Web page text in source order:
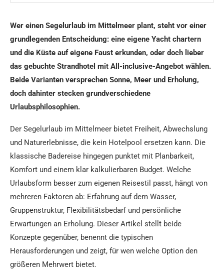
Wer einen Segelurlaub im Mittelmeer plant, steht vor einer
grundlegenden Entscheidung: eine eigene Yacht chartern
und die Küste auf eigene Faust erkunden, oder doch lieber
das gebuchte Strandhotel mit All-inclusive-Angebot wählen.
Beide Varianten versprechen Sonne, Meer und Erholung,
doch dahinter stecken grundverschiedene
Urlaubsphilosophien.
Der Segelurlaub im Mittelmeer bietet Freiheit, Abwechslung
und Naturerlebnisse, die kein Hotelpool ersetzen kann. Die
klassische Badereise hingegen punktet mit Planbarkeit,
Komfort und einem klar kalkulierbaren Budget. Welche
Urlaubsform besser zum eigenen Reisestil passt, hängt von
mehreren Faktoren ab: Erfahrung auf dem Wasser,
Gruppenstruktur, Flexibilitätsbedarf und persönliche
Erwartungen an Erholung. Dieser Artikel stellt beide
Konzepte gegenüber, benennt die typischen
Herausforderungen und zeigt, für wen welche Option den
größeren Mehrwert bietet.